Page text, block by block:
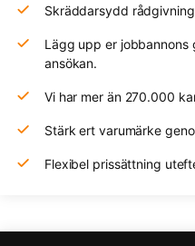
Skräddarsydd
Lägg upp er jobbannons
ansökan.
Vi har mer än 270.000
Stärk ert varumärke
Flexibel prissättning